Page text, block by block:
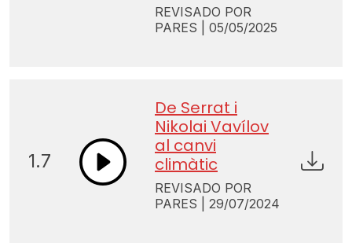
REVISADO POR
PARES | 05/05/2025
1.7
De Serrat i
Nikolai Vavílov
al canvi
climàtic
REVISADO POR
PARES | 29/07/2024